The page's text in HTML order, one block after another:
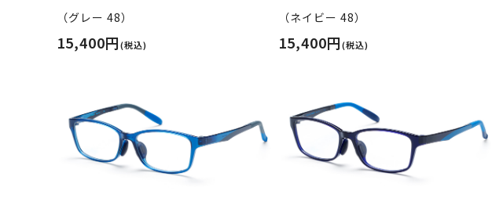
（グレー 48）
15,400円(税込)
（ネイビー 48）
15,400円(税込)